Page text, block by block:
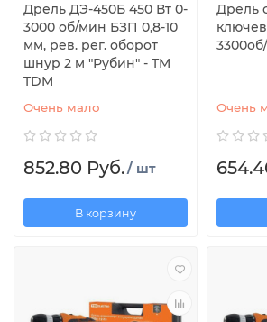
Дрель ДЭ-450Б 450 Вт 0-
3000 об/мин БЗП 0,8-10
мм, рев. рег. оборот
шнур 2 м "Рубин" - TM
TDM
Очень мало
852.80 Руб./ шт
В корзину
Дрель
Очень